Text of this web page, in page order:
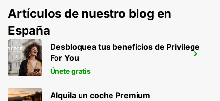
JEREZ DE LA FRONTERA AEROPUERTO
JEREZ DE LA FRONTERA - SPAIN
Artículos de nuestro blog en
España
Desbloquea tus beneficios de Privilege
For You
Únete gratis
Alquila un coche Premium